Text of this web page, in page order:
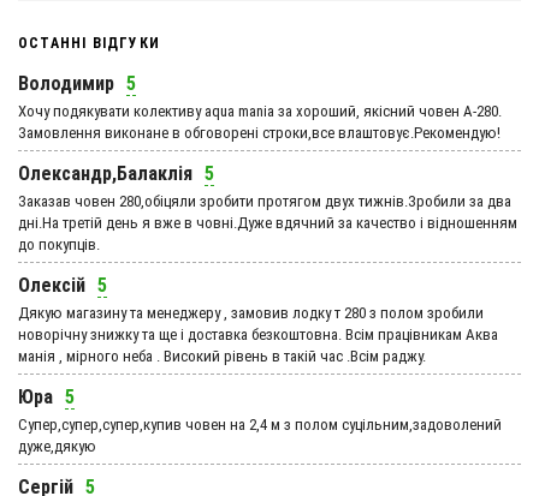
ОСТАННІ ВІДГУКИ
Володимир 5
Хочу подякувати колективу aqua mania за хороший, якісний човен А-280.
Замовлення виконане в обговорені строки,все влаштовує.Рекомендую!
Олександр,Балаклія 5
Заказав човен 280,обіцяли зробити протягом двух тижнів.Зробили за два
дні.На третій день я вже в човні.Дуже вдячний за качество і відношенням
до покупців.
Олексій 5
Дякую магазину та менеджеру , замовив лодку т 280 з полом зробили
новорічну знижку та ще і доставка безкоштовна. Всім працівникам Аква
манія , мірного неба . Високий рівень в такій час .Всім раджу.
Юра 5
Супер,супер,супер,купив човен на 2,4 м з полом суцільним,задоволений
дуже,дякую
Сергій 5